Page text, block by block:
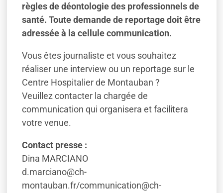
règles de déontologie des professionnels de
santé. Toute demande de reportage doit être
adressée à la cellule communication.
Vous êtes journaliste et vous souhaitez
réaliser une interview ou un reportage sur le
Centre Hospitalier de Montauban ?
Veuillez contacter la chargée de
communication qui organisera et facilitera
votre venue.
Contact presse :
Dina MARCIANO
d.marciano@ch-
montauban.fr/communication@ch-